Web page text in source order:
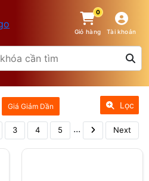
0
Giỏ hàng Tài khoản
Giá Giảm Dần Lọc
3 4 5 ... Next